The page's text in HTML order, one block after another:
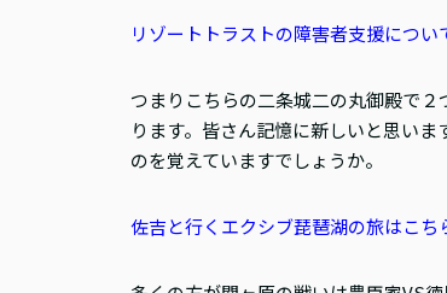
リゾートトラストの障害者支援につ
つまりこちらの二条城二の丸御殿で
ります。皆さん記憶に新しいと思い
のを覚えていますでしょうか。
佐吉と行くエクシブ琵琶湖の旅はこち